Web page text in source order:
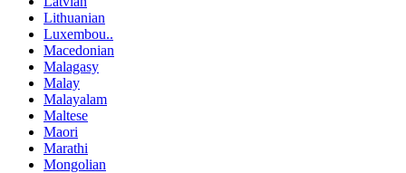
Lithuanian
Luxembou..
Macedonian
Malagasy
Malay
Malayalam
Maltese
Maori
Marathi
Mongolian